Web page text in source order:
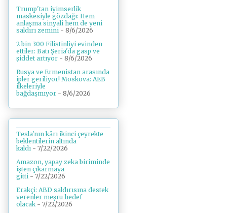
Trump'tan iyimserlik
maskesiyle gözdağı: Hem
anlaşma sinyali hem de yeni
saldırı zemini - 8/6/2026
2 bin 300 Filistinliyi evinden
ettiler: Batı Şeria'da gasp ve
şiddet artıyor - 8/6/2026
Rusya ve Ermenistan arasında
ipler geriliyor! Moskova: AEB
ilkeleriyle
bağdaşmıyor - 8/6/2026
Tesla'nın kârı ikinci çeyrekte
beklentilerin altında
kaldı - 7/22/2026
Amazon, yapay zeka biriminde
işten çıkarmaya
gitti - 7/22/2026
Erakçi: ABD saldırısına destek
verenler meşru hedef
olacak - 7/22/2026